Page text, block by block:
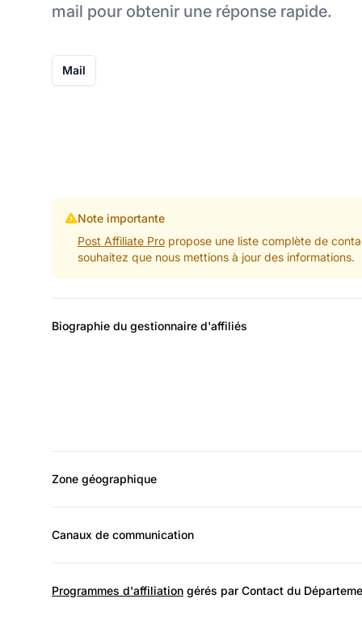
mail pour obtenir une réponse rapide.
Mail
Note importante
Post Affiliate Propropose une liste complète de
souhaitez que nous mettions à jour des informations.
Biographie du gestionnaire d'affiliés
Zone géographique
Canaux de communication
Programmes d'affiliation gérés par Contact du